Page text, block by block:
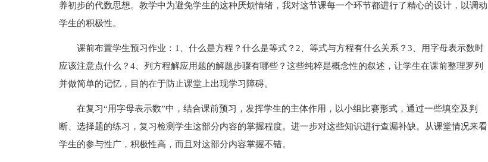
养初步的代数思想。教学中为避免学生的这种厌烦情绪，我对这节课每一个环节都进行了精心的设计，以调动
学生的积极性。
课前布置学生预习作业：1、什么是方程？什么是等式？2、等式与方程有什么关系？3、用字母表示数时
应该注意点什么？4、列方程解应用题的解题步骤有哪些？这些纯粹是概念性的叙述，让学生在课前整理罗列
并做简单的记忆，目的在于防止课堂上出现学习障碍。
在复习“用字母表示数”中，结合课前预习，发挥学生的主体作用，以小组比赛形式，通过一些填空及判
断、选择题的练习，复习检测学生这部分内容的掌握程度。进一步对这些知识进行查漏补缺。从课堂情况来看
学生的参与性广，积极性高，而且对这部分内容掌握不错。